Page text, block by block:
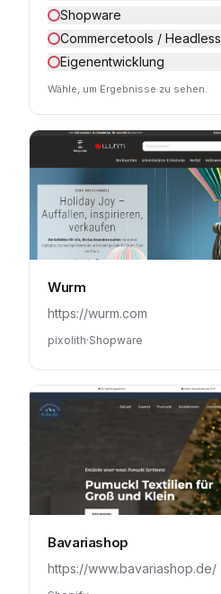
Shopware
Commercetools / Headless
Eigenentwicklung
Wähle, um Ergebnisse zu sehen.
Wurm
https://wurm.com
pixolith·Shopware
Bavariashop
https://www.bavariashop.de/